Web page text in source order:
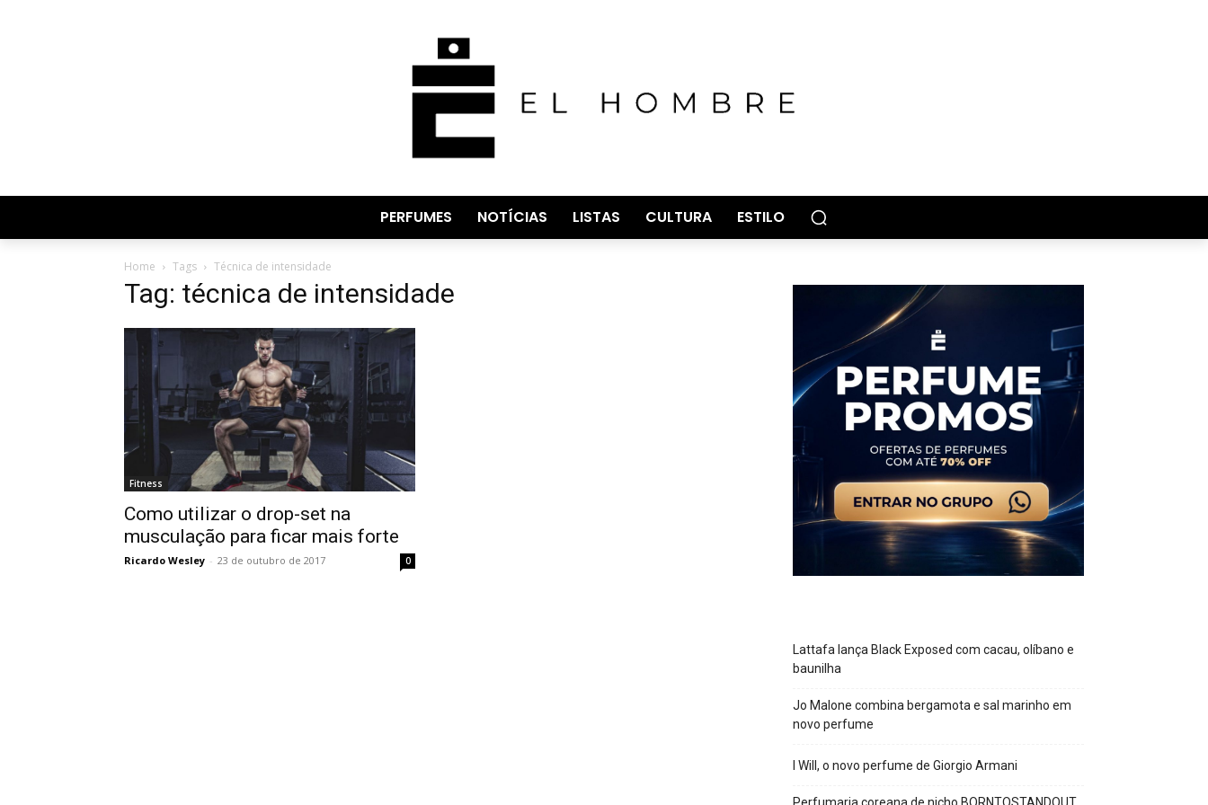
PERFUMES NOTÍCIAS LISTAS CULTURA ESTILO
Home Tags Técnica de intensidade
Tag: técnica de intensidade
Fitness
Como utilizar o drop-set na
musculação para ficar mais forte
Ricardo Wesley - 23 de outubro de 2017 0
Lattafa lança Black Exposed com cacau, olíbano e
baunilha
Jo Malone combina bergamota e sal marinho em
novo perfume
I Will, o novo perfume de Giorgio Armani
Perfumaria coreana de nicho BORNTOSTANDOUT